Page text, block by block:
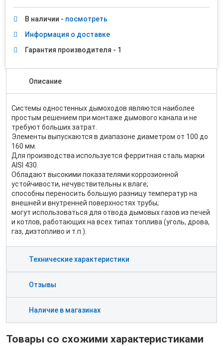
В наличии - посмотреть
Информация о доставке
Гарантия производителя - 1
Описание
Системы одностенных дымоходов являются наиболее
простым решением при монтаже дымового канала и не
требуют больших затрат.
Элементы выпускаются в диапазоне диаметром от 100 до
160 мм.
Для производства используется ферритная сталь марки
AISI 430.
Обладают высокими показателями коррозионной
устойчивости, нечувствительны к влаге;
способны переносить большую разницу температур на
внешней и внутренней поверхностях трубы;
могут использоваться для отвода дымовых газов из печей
и котлов, работающих на всех типах топлива (уголь, дрова,
газ, дизтопливо и т.п.).
Технические характеристики
Отзывы
Наличие в магазинах
Товары со схожими характеристиками